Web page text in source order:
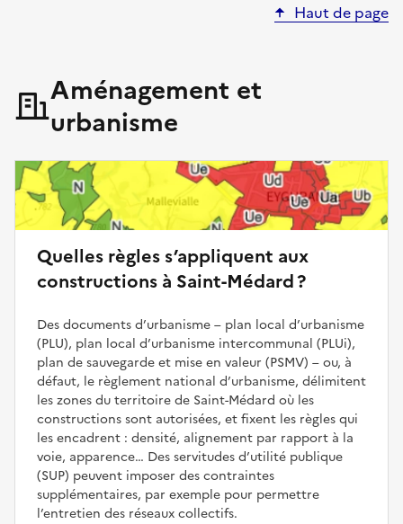
Haut de page
Aménagement et
urbanisme
Quelles règles s’appliquent aux
constructions à Saint-Médard ?
Des documents d’urbanisme – plan local d’urbanisme
(PLU), plan local d’urbanisme intercommunal (PLUi),
plan de sauvegarde et mise en valeur (PSMV) – ou, à
défaut, le règlement national d’urbanisme, délimitent
les zones du territoire de Saint-Médard où les
constructions sont autorisées, et fixent les règles qui
les encadrent : densité, alignement par rapport à la
voie, apparence… Des servitudes d’utilité publique
(SUP) peuvent imposer des contraintes
supplémentaires, par exemple pour permettre
l’entretien des réseaux collectifs.